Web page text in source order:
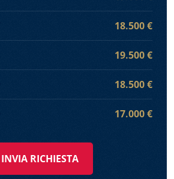
18.500 €
19.500 €
18.500 €
17.000 €
INVIA RICHIESTA